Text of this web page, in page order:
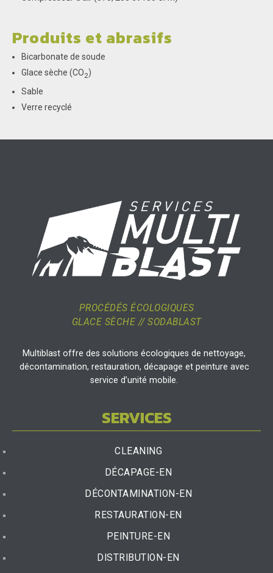
Produits et abrasifs
Bicarbonate de soude
Glace sèche (CO2)
Sable
Verre recyclé
PROCÉDÉS ÉCOLOGIQUES
GLACE SÈCHE // SODABLAST
Multiblast offre des solutions écologiques de nettoyage,
décontamination, restauration, décapage et peinture avec
service d’unité mobile.
SERVICES
CLEANING
DÉCAPAGE-EN
DÉCONTAMINATION-EN
RESTAURATION-EN
PEINTURE-EN
DISTRIBUTION-EN